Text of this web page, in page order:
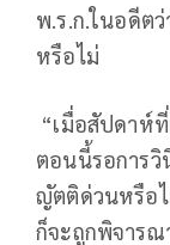
พ.ร.ก.ในอดีตว่
หรือไม่
“เมื่อสัปดาห์
ตอนนี้รอการวิ
ญัตติด่วนหรือไ
ก็จะถูกพิจารณ